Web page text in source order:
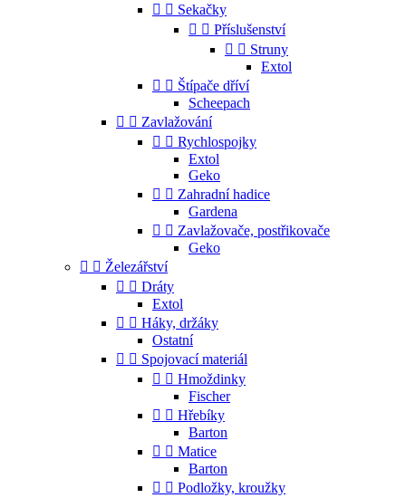
  Sekačky
  Příslušenství
  Struny
Extol
  Štípače dříví
Scheepach
  Zavlažování
  Rychlospojky
Extol
Geko
  Zahradní hadice
Gardena
  Zavlažovače, postřikovače
Geko
  Železářství
  Dráty
Extol
  Háky, držáky
Ostatní
  Spojovací materiál
  Hmoždinky
Fischer
  Hřebíky
Barton
  Matice
Barton
  Podložky, kroužky